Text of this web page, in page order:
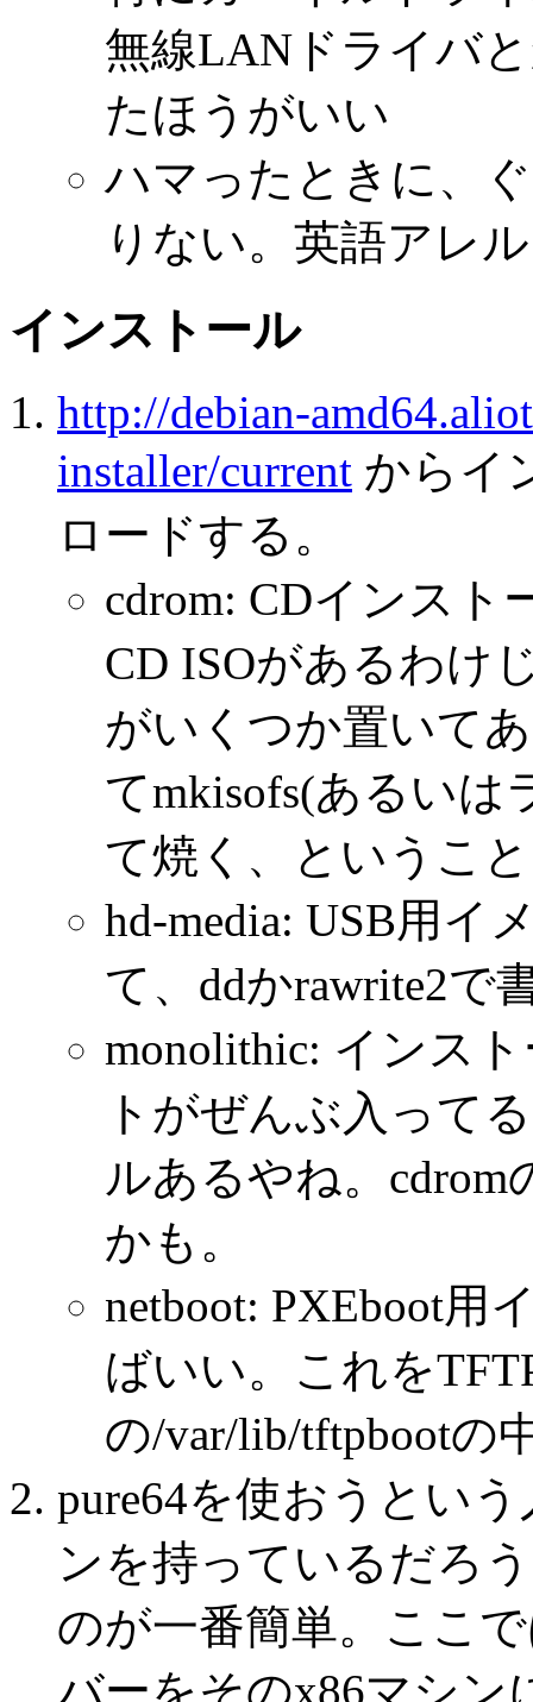
無線LANドライバ
たほうがいい
ハマったときに、
りない。英語アレ
インストール
http://debian-
installer/current からイ
ロードする。
cdrom: CDインスト
CD ISOがあるわけ
がいくつか置いて
てmkisofs(あるいは
て焼く、というこ
hd-media: USB用イ
て、ddかrawrite2で
monolithic: インス
トがぜんぶ入って
ルあるやね。
かも。
netboot: PXEboot用
ばいい。これを
の/var/lib/tftpbootの
pure64を使おうとい
ンを持っているだろ
のが一番簡単。ここ
バーをそのx86マシン